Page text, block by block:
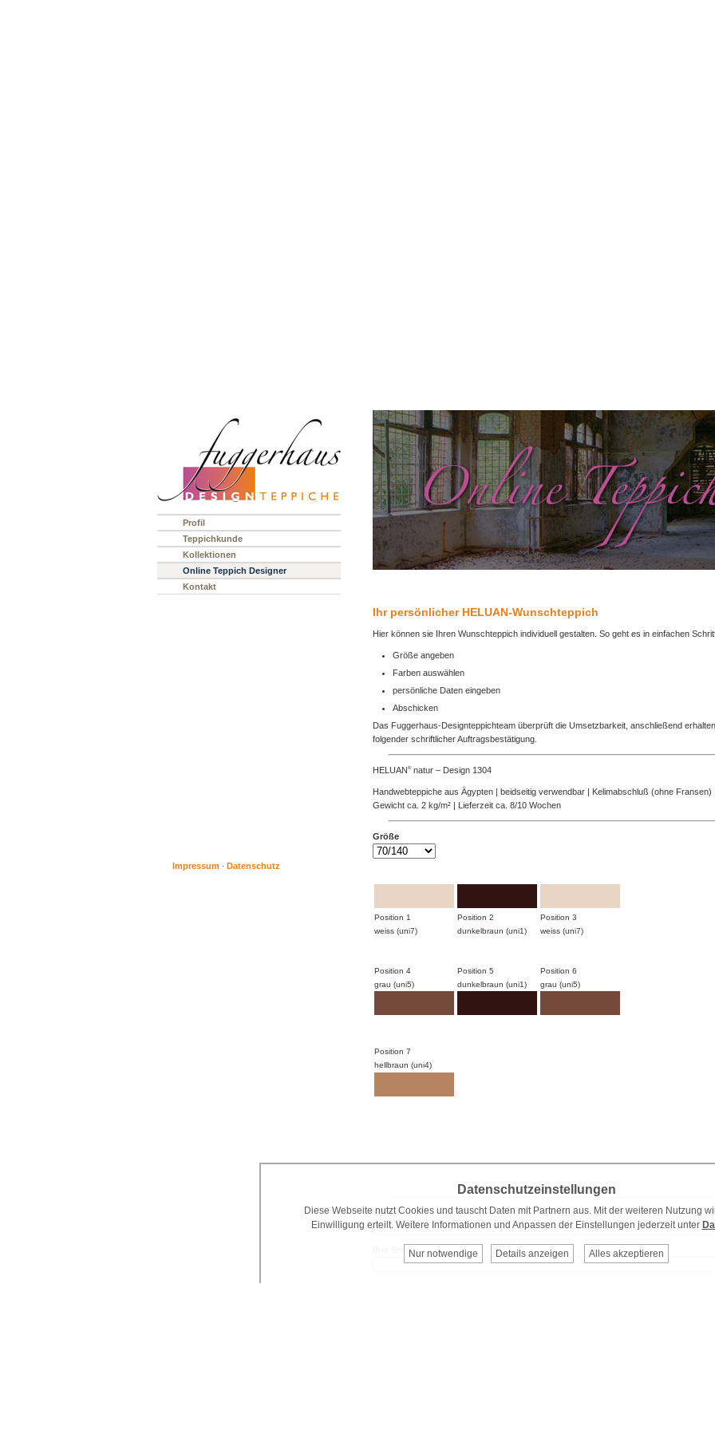
Profil
Teppichkunde
Kollektionen
Online Teppich Designer
Kontakt
Ihr persönlicher HELUAN-Wunschteppich
Hier können sie Ihren Wunschteppich individuell gestalten. So geht es in einfachen
Größe angeben
Farben auswählen
persönliche Daten eingeben
Abschicken
Das Fuggerhaus-Designteppichteam überprüft die Umsetzbarkeit, anschließend
folgender schriftlicher Auftragsbestätigung.
HELUAN®natur – Design 1304
Handwebteppiche aus Ägypten | beidseitig verwendbar | Kelimabschluß (ohne
Gewicht ca. 2 kg/m² | Lieferzeit ca. 8/10 Wochen
Größe
Position 1
weiss (uni7)
Position 2
dunkelbraun (uni1)
Position 3
weiss (uni7)
Position 4
grau (uni5)
Position 5
dunkelbraun (uni1)
Position 6
grau (uni5)
Position 7
hellbraun (uni4)
Ihr Name
Ihre Straße
Impressum · Datenschutz
Datenschutzeinstellungen
Diese Webseite nutzt Cookies und tauscht Daten mit Partnern aus. Mit der weiteren Nutzung
Einwilligung erteilt. Weitere Informationen und Anpassen der Einstellungen jederzeit unter
Nur notwendige Details anzeigen Alles akzeptieren